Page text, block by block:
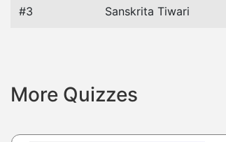
#3 Sanskrita Tiwari
More Quizzes